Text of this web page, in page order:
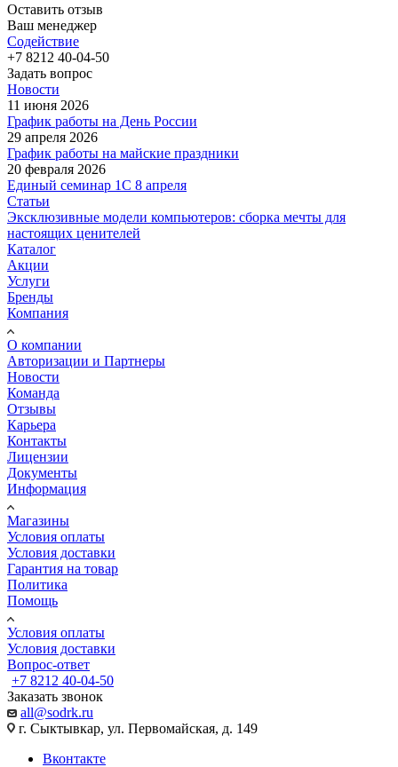
Оставить отзыв
Ваш менеджер
Содействие
+7 8212 40-04-50
Задать вопрос
Новости
11 июня 2026
График работы на День России
29 апреля 2026
График работы на майские праздники
20 февраля 2026
Единый семинар 1С 8 апреля
Статьи
Эксклюзивные модели компьютеров: сборка мечты для
настоящих ценителей
Каталог
Акции
Услуги
Бренды
Компания
О компании
Авторизации и Партнеры
Новости
Команда
Отзывы
Карьера
Контакты
Лицензии
Документы
Информация
Магазины
Условия оплаты
Условия доставки
Гарантия на товар
Политика
Помощь
Условия оплаты
Условия доставки
Вопрос-ответ
+7 8212 40-04-50
Заказать звонок
all@sodrk.ru
г. Сыктывкар, ул. Первомайская, д. 149
Вконтакте